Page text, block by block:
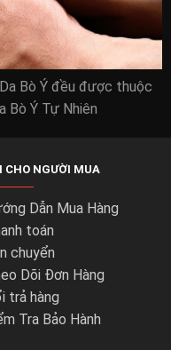
Bò Ý đều được thuộc
Bò Ý Tự Nhiên
CHO NGƯỜI MUA
Dẫn Mua Hàng
toán
chuyển
Dõi Đơn Hàng
trả hàng
Tra Bảo Hành